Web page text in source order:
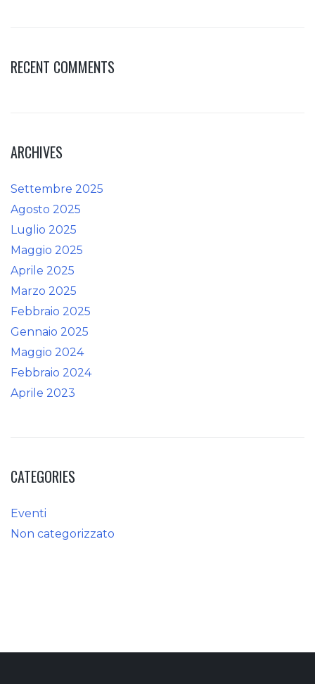
RECENT COMMENTS
ARCHIVES
Settembre 2025
Agosto 2025
Luglio 2025
Maggio 2025
Aprile 2025
Marzo 2025
Febbraio 2025
Gennaio 2025
Maggio 2024
Febbraio 2024
Aprile 2023
CATEGORIES
Eventi
Non categorizzato